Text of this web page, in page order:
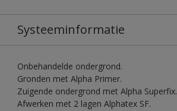
Systeeminformatie
Onbehandelde ondergrond.
Gronden met Alpha Primer.
Zuigende ondergrond met Alpha Superfix.
Afwerken met 2 lagen Alphatex SF.